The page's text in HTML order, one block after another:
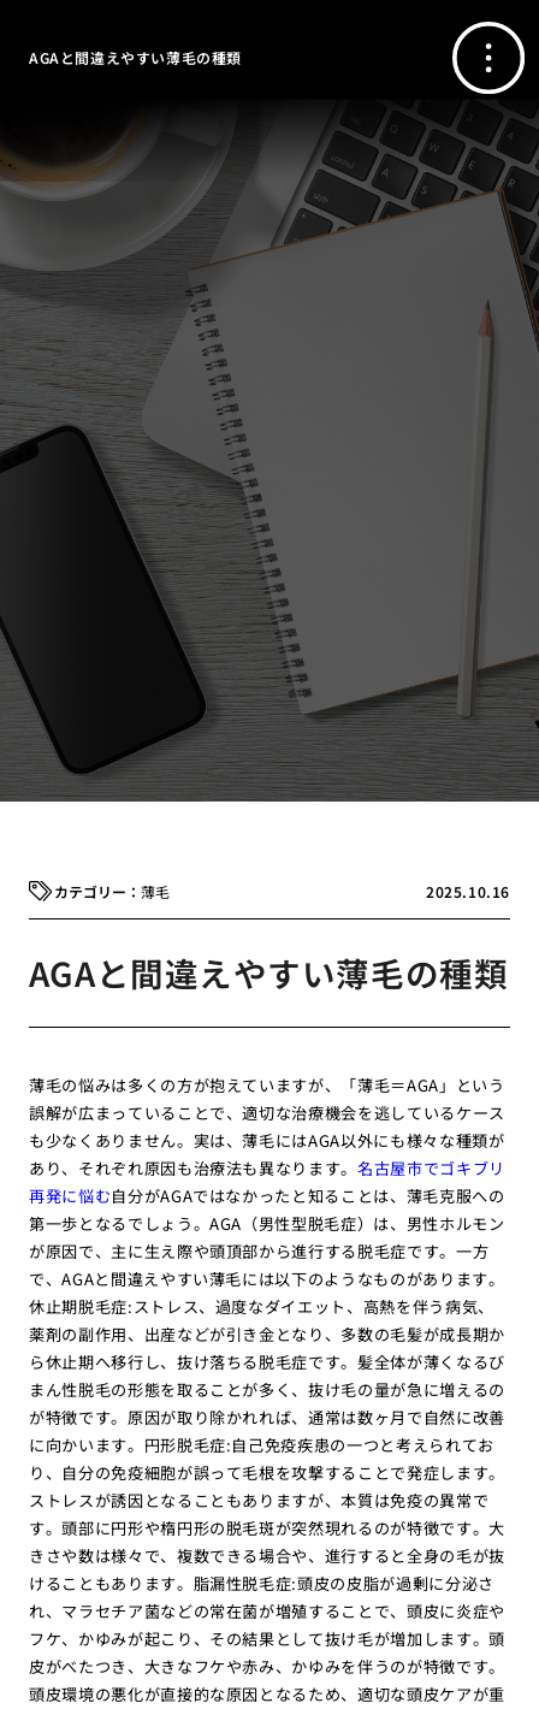
AGAと間違えやすい薄毛の種類
2025.10.16
薄毛
AGAと間違えやすい薄毛の種類
薄毛の悩みは多くの方が抱えていますが、「薄毛＝AGA」という
誤解が広まっていることで、適切な治療機会を逃しているケース
も少なくありません。実は、薄毛にはAGA以外にも様々な種類が
あり、それぞれ原因も治療法も異なります。名古屋市でゴキブリ
再発に悩む自分がAGAではなかったと知ることは、薄毛克服への
第一歩となるでしょう。AGA（男性型脱毛症）は、男性ホルモン
が原因で、主に生え際や頭頂部から進行する脱毛症です。一方
で、AGAと間違えやすい薄毛には以下のようなものがあります。
休止期脱毛症:ストレス、過度なダイエット、高熱を伴う病気、
薬剤の副作用、出産などが引き金となり、多数の毛髪が成長期か
ら休止期へ移行し、抜け落ちる脱毛症です。髪全体が薄くなるび
まん性脱毛の形態を取ることが多く、抜け毛の量が急に増えるの
が特徴です。原因が取り除かれれば、通常は数ヶ月で自然に改善
に向かいます。円形脱毛症:自己免疫疾患の一つと考えられてお
り、自分の免疫細胞が誤って毛根を攻撃することで発症します。
ストレスが誘因となることもありますが、本質は免疫の異常で
す。頭部に円形や楕円形の脱毛斑が突然現れるのが特徴です。大
きさや数は様々で、複数できる場合や、進行すると全身の毛が抜
けることもあります。脂漏性脱毛症:頭皮の皮脂が過剰に分泌さ
れ、マラセチア菌などの常在菌が増殖することで、頭皮に炎症や
フケ、かゆみが起こり、その結果として抜け毛が増加します。頭
皮がべたつき、大きなフケや赤み、かゆみを伴うのが特徴です。
頭皮環境の悪化が直接的な原因となるため、適切な頭皮ケアが重